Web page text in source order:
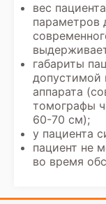
вес
параметров
габариты
допустимой
аппарата
томографы
60-70 см);
у пациента
пациент не
во время